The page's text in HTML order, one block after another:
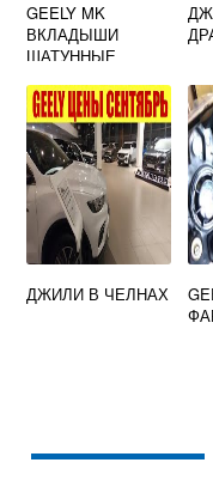
GEELY MK
ВКЛАДЫШИ
ШАТУННЫЕ
ДЖИЛИ В ЧЕЛНАХ